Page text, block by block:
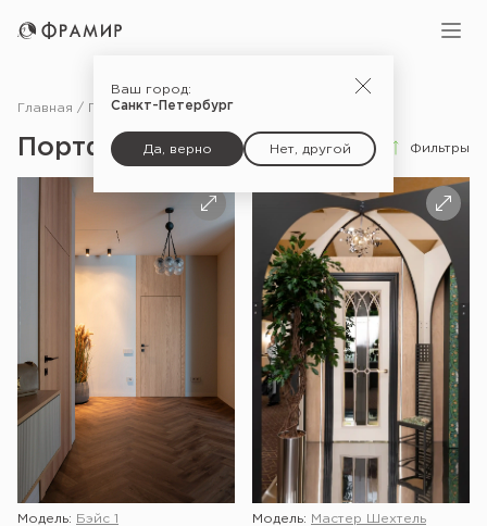
Ваш город:
Санкт-Петербург
Да, верно Нет, другой
Главная Портфолио
Портфолио Фильтры
Модель:
Бэйс 1
Модель:
Мастер Шехтель